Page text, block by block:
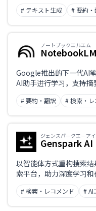
# テキスト生成 # 要約・
ノートブックエルエム
NotebookLM
Google推出的下一代AI
AI助手进行学习，支持摘
# 要約・翻訳 # 検索・
ジェンスパークエーアイ
Genspark AI
以智能体方式重构搜索
索平台，助力深度学习和
# 検索・レコメンド # AI